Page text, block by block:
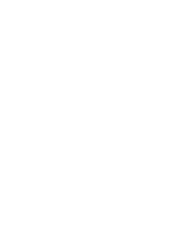
AUBAGNE
98
NEWSLETTER
!